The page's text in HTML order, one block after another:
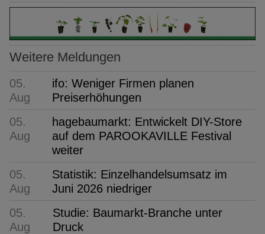
Weitere Meldungen
05.
Aug
ifo: Weniger Firmen planen
Preiserhöhungen
05.
Aug
hagebaumarkt: Entwickelt DIY-Store
auf dem PAROOKAVILLE Festival
weiter
05.
Aug
Statistik: Einzelhandelsumsatz im
Juni 2026 niedriger
05.
Aug
Studie: Baumarkt-Branche unter
Druck